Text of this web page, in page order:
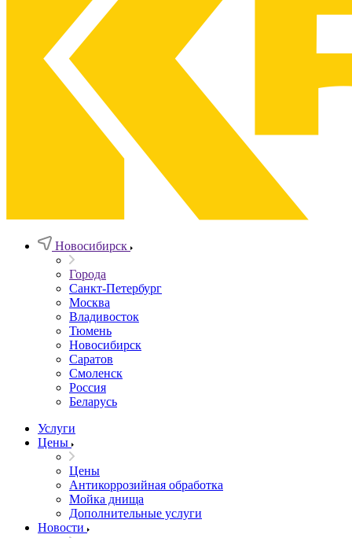
Новосибирск
Города
Санкт-Петербург
Москва
Владивосток
Тюмень
Новосибирск
Саратов
Смоленск
Россия
Беларусь
Услуги
Цены
Цены
Антикоррозийная обработка
Мойка днища
Дополнительные услуги
Новости